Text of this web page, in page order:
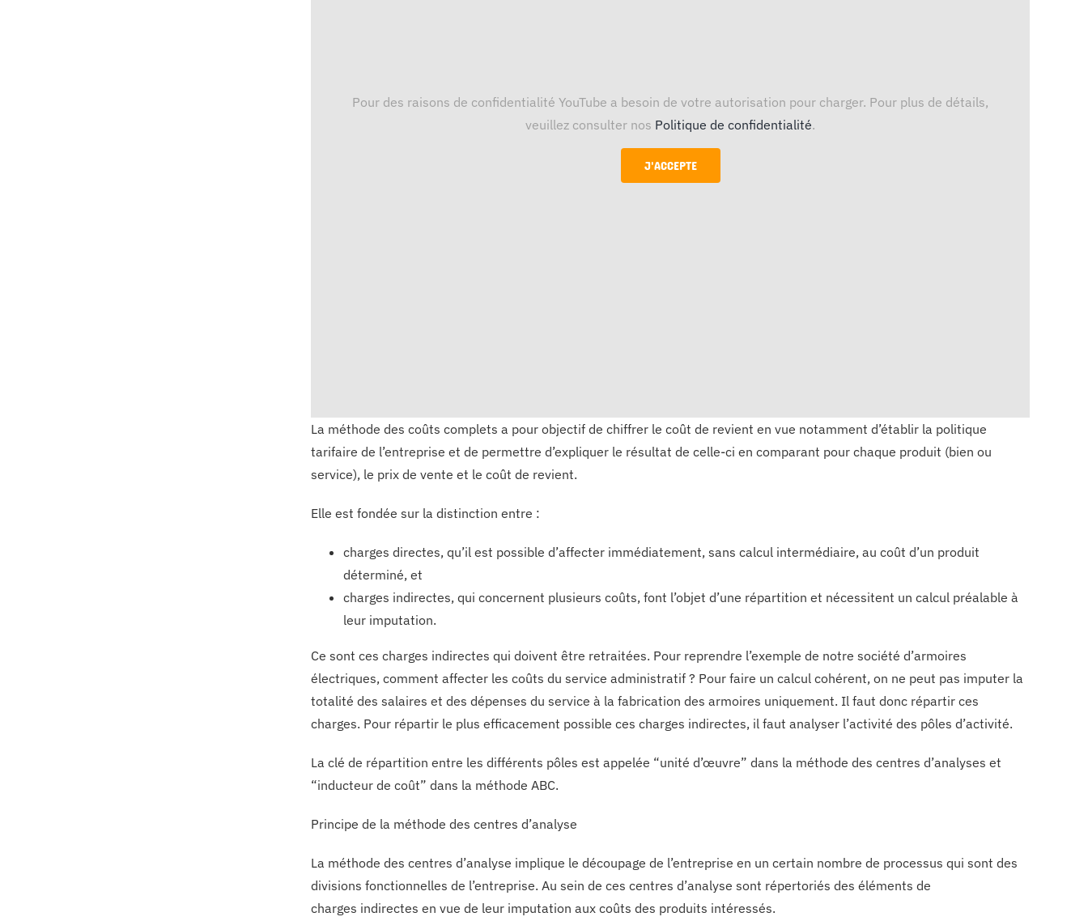
Pour des raisons de confidentialité YouTube a besoin de votre autorisation pour charger. Pour plus de détails,
veuillez consulter nos Politique de confidentialité.
J'ACCEPTE
La méthode des coûts complets a pour objectif de chiffrer le coût de revient en vue notamment d’établir la politique
tarifaire de l’entreprise et de permettre d’expliquer le résultat de celle-ci en comparant pour chaque produit (bien ou
service), le prix de vente et le coût de revient.
Elle est fondée sur la distinction entre :
charges directes, qu’il est possible d’affecter immédiatement, sans calcul intermédiaire, au coût d’un produit
déterminé, et
charges indirectes, qui concernent plusieurs coûts, font l’objet d’une répartition et nécessitent un calcul préalable à
leur imputation.
Ce sont ces charges indirectes qui doivent être retraitées. Pour reprendre l’exemple de notre société d’armoires
électriques, comment affecter les coûts du service administratif ? Pour faire un calcul cohérent, on ne peut pas imputer la
totalité des salaires et des dépenses du service à la fabrication des armoires uniquement. Il faut donc répartir ces
charges. Pour répartir le plus efficacement possible ces charges indirectes, il faut analyser l’activité des pôles d’activité.
La clé de répartition entre les différents pôles est appelée “unité d’œuvre” dans la méthode des centres d’analyses et
“inducteur de coût” dans la méthode ABC.
Principe de la méthode des centres d’analyse
La méthode des centres d’analyse implique le découpage de l’entreprise en un certain nombre de processus qui sont des
divisions fonctionnelles de l’entreprise. Au sein de ces centres d’analyse sont répertoriés des éléments de
charges indirectes en vue de leur imputation aux coûts des produits intéressés.